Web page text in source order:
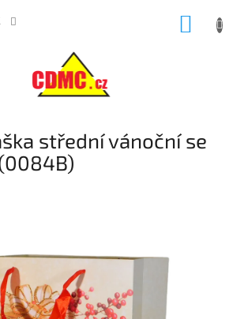
střední vánoční se